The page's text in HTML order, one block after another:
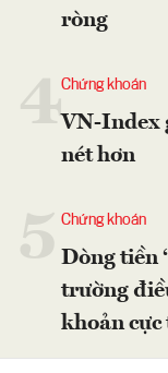
ròng
4Chứng khoán
VN-Index
nét hơn
Chứng khoán
Dòng tiền
trường
khoản cực